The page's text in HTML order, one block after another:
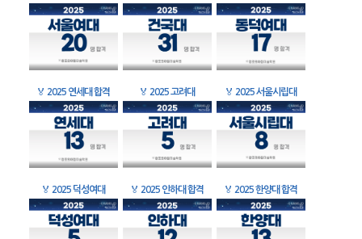
🏅 2025 연세대 합격 🏅 2025 고려대 🏅 2025 서울시립대
🏅 2025 덕성여대 🏅 2025 인하대 합격 🏅 2025 한양대 합격